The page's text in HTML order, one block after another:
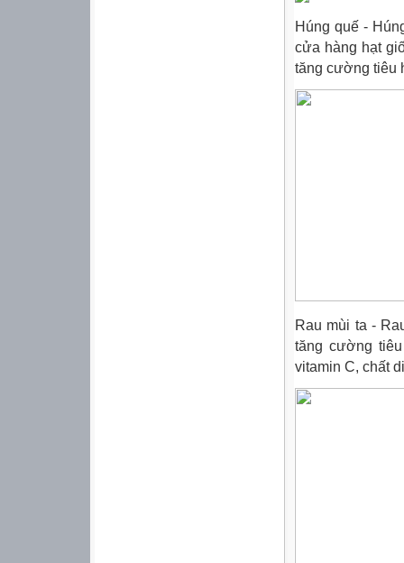
Húng quế -
cửa hàng hạt
tăng cường tiêu
Rau mùi ta -
tăng cường
vitamin C, chất